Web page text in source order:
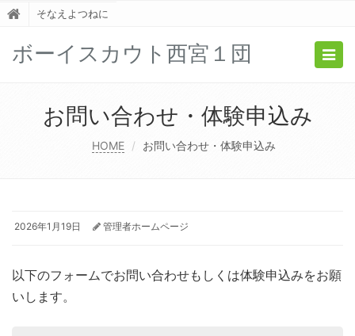
そなえよつねに
ボーイスカウト西宮１団
お問い合わせ・体験申込み
HOME お問い合わせ・体験申込み
2026年1月19日 管理者ホームページ
以下のフォームでお問い合わせもしくは体験申込みをお願
いします。